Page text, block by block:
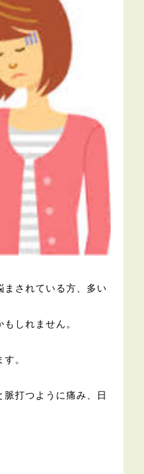
まされている方、多い
しれません。
。
打つように痛み、日